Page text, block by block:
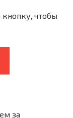
чтобы
за